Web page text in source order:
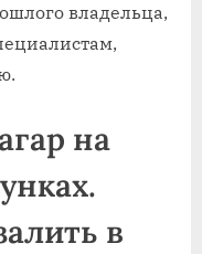
владельца,
на
в